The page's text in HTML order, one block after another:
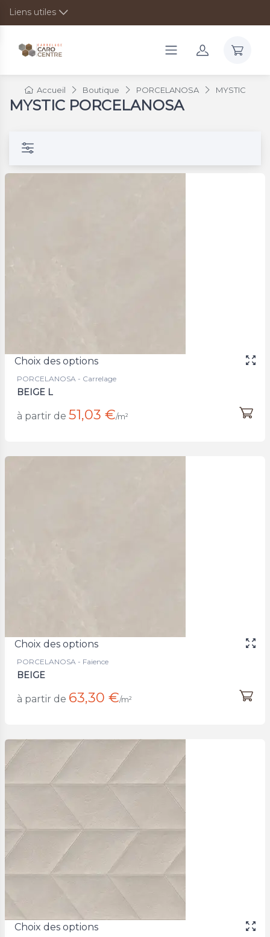
Liens utiles
Accueil Boutique PORCELANOSA MYSTIC
MYSTIC PORCELANOSA
Choix des options
PORCELANOSA - Carrelage
BEIGE L
à partir de 51,03 €/m²
Choix des options
PORCELANOSA - Faience
BEIGE
à partir de 63,30 €/m²
Choix des options